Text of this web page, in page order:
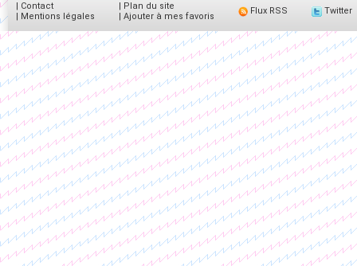
| Contact
| Mentions légales
| Plan du site
| Ajouter à mes favoris
Flux RSS Twitter